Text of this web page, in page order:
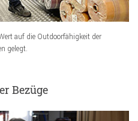
auf die Outdoorfähigkeit der
gelegt.
Bezüge